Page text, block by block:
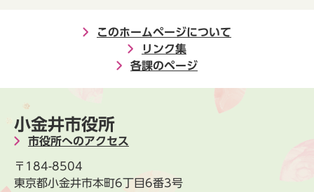
このホームページについて
リンク集
各課のページ
小金井市役所
市役所へのアクセス
〒184-8504
東京都小金井市本町6丁目6番3号